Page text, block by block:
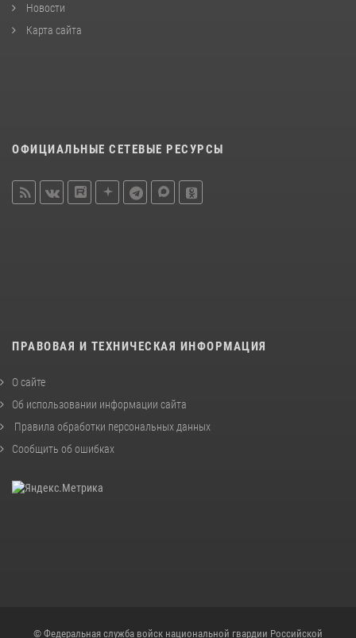
Новости
Карта сайта
ОФИЦИАЛЬНЫЕ СЕТЕВЫЕ РЕСУРСЫ
ПРАВОВАЯ И ТЕХНИЧЕСКАЯ ИНФОРМАЦИЯ
О сайте
Об использовании информации сайта
Правила обработки персональных данных
Сообщить об ошибках
© Федеральная служба войск национальной гвардии Российской